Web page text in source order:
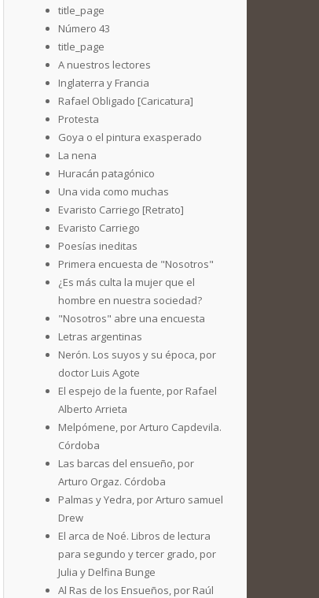
title_page
Número 43
title_page
A nuestros lectores
Inglaterra y Francia
Rafael Obligado [Caricatura]
Protesta
Goya o el pintura exasperado
La nena
Huracán patagónico
Una vida como muchas
Evaristo Carriego [Retrato]
Evaristo Carriego
Poesías ineditas
Primera encuesta de "Nosotros"
¿Es más culta la mujer que el
hombre en nuestra sociedad?
"Nosotros" abre una encuesta
Letras argentinas
Nerón. Los suyos y su época, por
doctor Luis Agote
El espejo de la fuente, por Rafael
Alberto Arrieta
Melpómene, por Arturo Capdevila.
Córdoba
Las barcas del ensueño, por
Arturo Orgaz. Córdoba
Palmas y Yedra, por Arturo samuel
Drew
El arca de Noé. Libros de lectura
para segundo y tercer grado, por
Julia y Delfina Bunge
Al Ras de los Ensueños, por Raúl